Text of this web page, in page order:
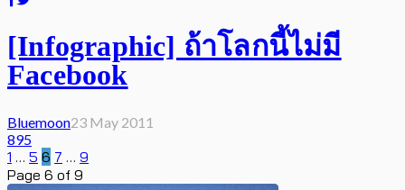
[Infographic] ถ้าโลกนี้ไม่มี
Facebook
Bluemoon23 May 2011
895
1 … 5 6 7 … 9
Page 6 of 9